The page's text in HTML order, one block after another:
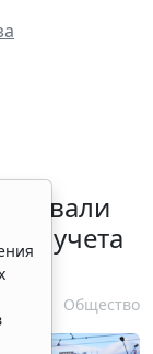
учета
Общество